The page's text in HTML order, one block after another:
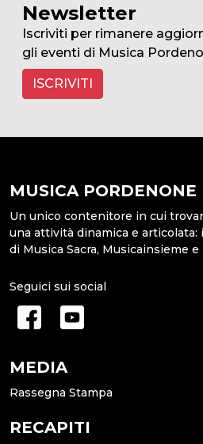
Newsletter
Iscriviti per rimanere
gli eventi di Musica
ISCRIVITI
MUSICA PORDENONE
Un unico contenitore in cui
una attività dinamica e
di Musica Sacra, Musicainsieme
Seguici sui social
MEDIA
Rassegna Stampa
RECAPITI